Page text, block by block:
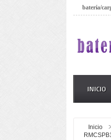
batería/
INICIO
Inicio